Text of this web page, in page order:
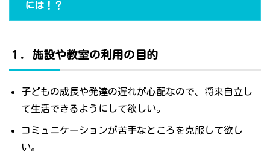
には！？
１．施設や教室の利用の目的
子どもの成長や発達の遅れが心配なので、将来自立し
て生活できるようにして欲しい。
コミュニケーションが苦手なところを克服して欲し
い。